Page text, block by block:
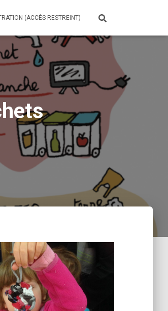
(ACCÈS RESTREINT)